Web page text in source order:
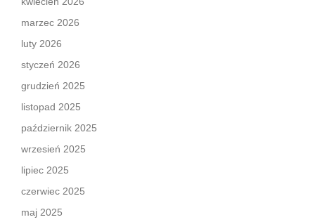
marzec 2026
luty 2026
styczeń 2026
grudzień 2025
listopad 2025
październik 2025
wrzesień 2025
lipiec 2025
czerwiec 2025
maj 2025